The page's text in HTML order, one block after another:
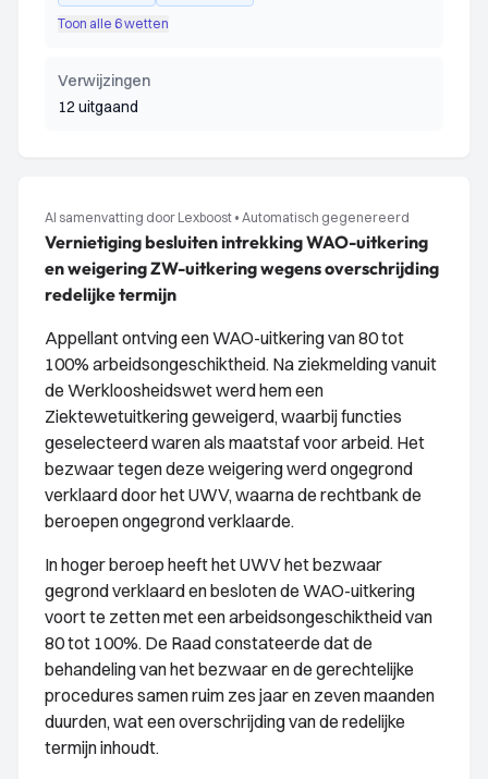
Toon alle 6 wetten
Verwijzingen
12 uitgaand
AI samenvatting door Lexboost • Automatisch gegenereerd
Vernietiging besluiten intrekking WAO-uitkering
en weigering ZW-uitkering wegens overschrijding
redelijke termijn
Appellant ontving een WAO-uitkering van 80 tot
100% arbeidsongeschiktheid. Na ziekmelding vanuit
de Werkloosheidswet werd hem een
Ziektewetuitkering geweigerd, waarbij functies
geselecteerd waren als maatstaf voor arbeid. Het
bezwaar tegen deze weigering werd ongegrond
verklaard door het UWV, waarna de rechtbank de
beroepen ongegrond verklaarde.
In hoger beroep heeft het UWV het bezwaar
gegrond verklaard en besloten de WAO-uitkering
voort te zetten met een arbeidsongeschiktheid van
80 tot 100%. De Raad constateerde dat de
behandeling van het bezwaar en de gerechtelijke
procedures samen ruim zes jaar en zeven maanden
duurden, wat een overschrijding van de redelijke
termijn inhoudt.